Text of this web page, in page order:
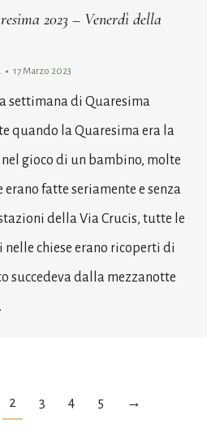
2023 – Venerdì della
17 Marzo 2023
settimana di Quaresima
quando la Quaresima era la
nel gioco di un bambino, molte
erano fatte seriamente e senza
della Via Crucis, tutte le
nelle chiese erano ricoperti di
succedeva dalla mezzanotte
2 3 4 5 →